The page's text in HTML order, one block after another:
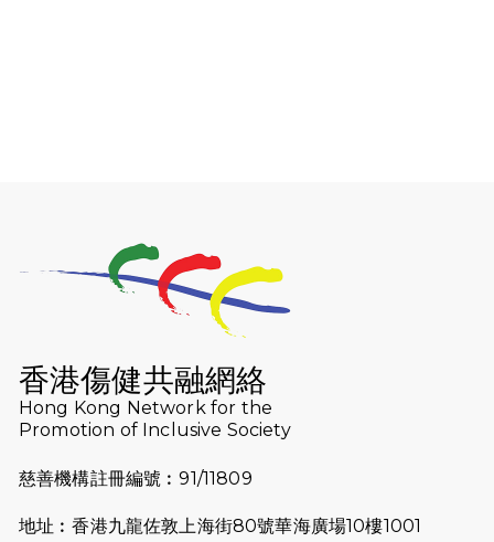
2026-07-23
猛龍長跑隊恆常練習 - 7月23日
（19:00開始）
猛龍長跑隊恆常練習 - 7月16日
2026-07-10
【猛龍戈壁118公里分享暨香港傷健共
融網絡15周年晚宴】
2026-07-09
猛龍長跑隊恆常練習 - 7月9日（19:00
香港傷健共融網絡
Hong Kong Network for the
Promotion of Inclusive Society
慈善機構註冊編號︰91/11809
地址︰香港九龍佐敦上海街80號華海廣場10樓1001